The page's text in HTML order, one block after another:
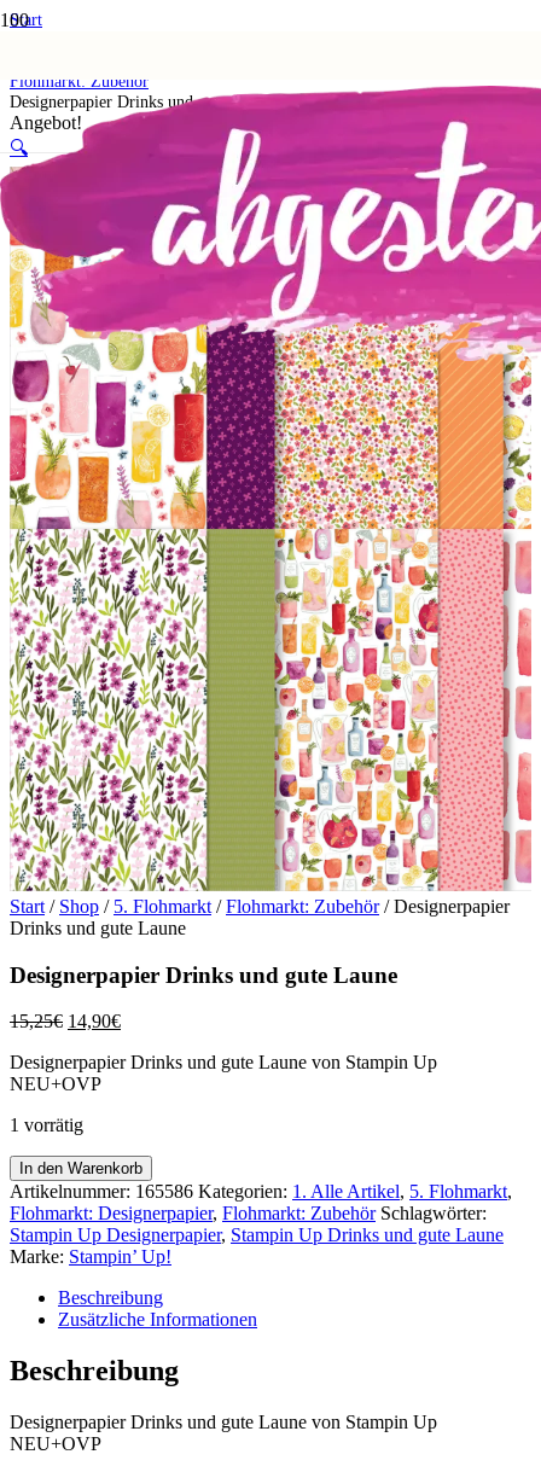
Start
Flohmarkt: Zubehör
Designerpapier Drinks und gute Laune
Angebot!
🔍
Start / Shop / 5. Flohmarkt /Flohmarkt: Zubehör/ Designerpapier
Drinks und gute Laune
Designerpapier Drinks und gute Laune
15,25€ Ursprünglicher
war:
15,25€
14,90€Aktueller
ist:
Designerpapier Drinks und gute Laune von Stampin Up
NEU+OVP
1 vorrätig
Designerpapier
Drinks
und
gute
Laune
In den Warenkorb
Artikelnummer: 165586 Kategorien: 1. Alle Artikel, 5. Flohmarkt,
Flohmarkt: Designerpapier, Flohmarkt: Zubehör Schlagwörter:
Stampin Up Designerpapier, Stampin Up Drinks und gute Laune
Marke: Stampin’ Up!
Beschreibung
Zusätzliche Informationen
Beschreibung
Designerpapier Drinks und gute Laune von Stampin Up
NEU+OVP